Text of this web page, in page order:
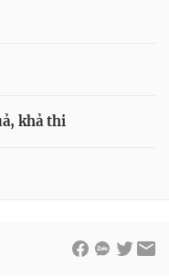
khả thi